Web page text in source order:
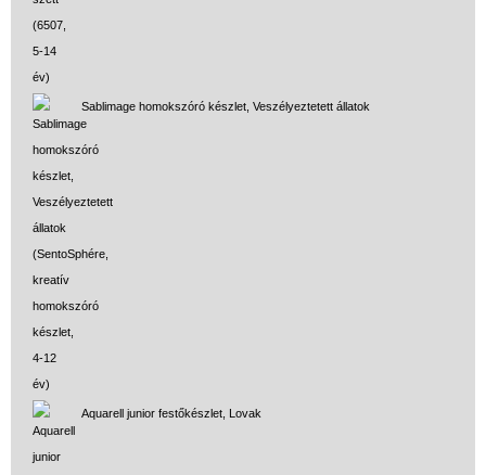
Sablimage homokszóró készlet, Veszélyeztetett állatok
Aquarell junior festőkészlet, Lovak